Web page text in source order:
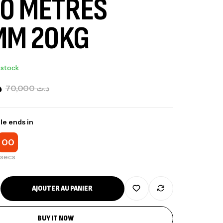
METRES
20KG
stock
د.ت70,000
ends in
00
secs
AJOUTER AU PANIER
BUY IT NOW
Jigging Sunset Massive Attack
120/250gr 30kg
د.ت340,000